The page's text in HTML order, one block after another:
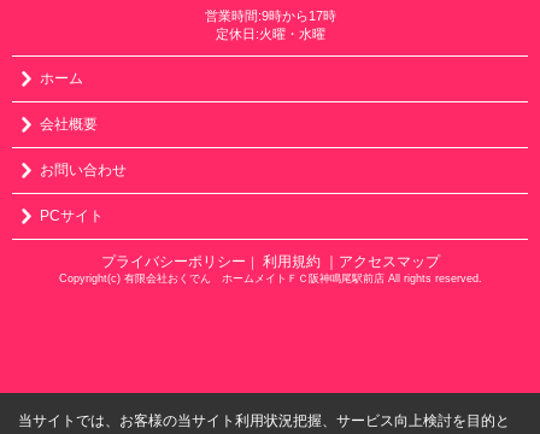
営業時間:9時から17時
定休日:火曜・水曜
ホーム
会社概要
お問い合わせ
PCサイト
プライバシーポリシー 利用規約 ｜アクセスマップ
Copyright(c) 有限会社おくでん ホームメイトＦＣ阪神鳴尾駅前店 All rights reserved.
当サイトでは、お客様の当サイト利用状況把握、サービス向上検討を目的と